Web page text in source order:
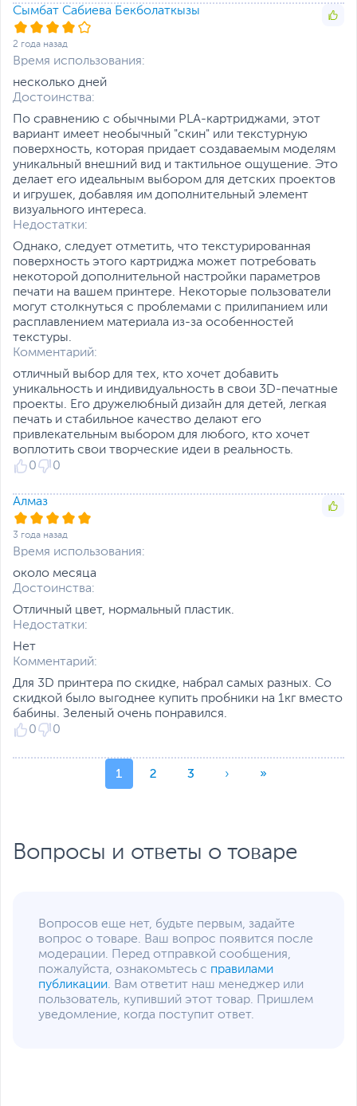
Сымбат Сабиева Бекболаткызы
2 года назад
Время использования:
несколько дней
Достоинства:
По сравнению с обычными PLA-картриджами, этот
вариант имеет необычный "скин" или текстурную
поверхность, которая придает создаваемым моделям
уникальный внешний вид и тактильное ощущение. Это
делает его идеальным выбором для детских проектов
и игрушек, добавляя им дополнительный элемент
визуального интереса.
Недостатки:
Однако, следует отметить, что текстурированная
поверхность этого картриджа может потребовать
некоторой дополнительной настройки параметров
печати на вашем принтере. Некоторые пользователи
могут столкнуться с проблемами с прилипанием или
расплавлением материала из-за особенностей
текстуры.
Комментарий:
отличный выбор для тех, кто хочет добавить
уникальность и индивидуальность в свои 3D-печатные
проекты. Его дружелюбный дизайн для детей, легкая
печать и стабильное качество делают его
привлекательным выбором для любого, кто хочет
воплотить свои творческие идеи в реальность.
0
0
Алмаз
3 года назад
Время использования:
около месяца
Достоинства:
Отличный цвет, нормальный пластик.
Недостатки:
Нет
Комментарий:
Для 3D принтера по скидке, набрал самых разных. Со
скидкой было выгоднее купить пробники на 1кг вместо
бабины. Зеленый очень понравился.
0
0
1 2 3 › »
Вопросы и ответы о товаре
Вопросов еще нет, будьте первым, задайте
вопрос о товаре. Ваш вопрос появится после
модерации. Перед отправкой сообщения,
пожалуйста, ознакомьтесь с правилами
публикации. Вам ответит наш менеджер или
пользователь, купивший этот товар. Пришлем
уведомление, когда поступит ответ.